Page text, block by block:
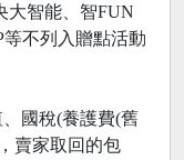
大智能、智FUN
等不列入贈點活動
國稅(養護費(舊
賣家取回的包